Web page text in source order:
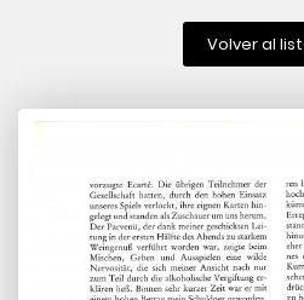
Volver al